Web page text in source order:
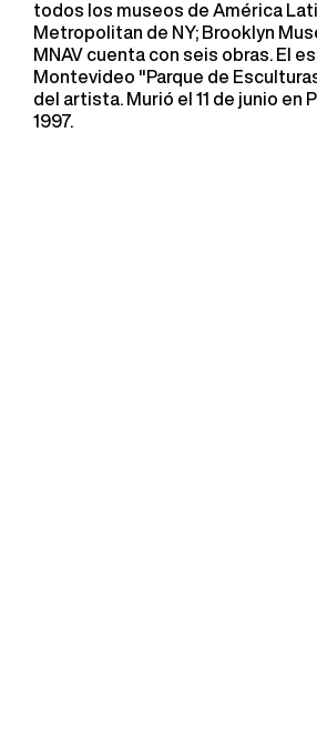
todos los museos de América
Metropolitan de NY; Brooklyn
MNAV cuenta con seis obras. El
Montevideo "Parque de
del artista. Murió el 11 de junio en
1997.